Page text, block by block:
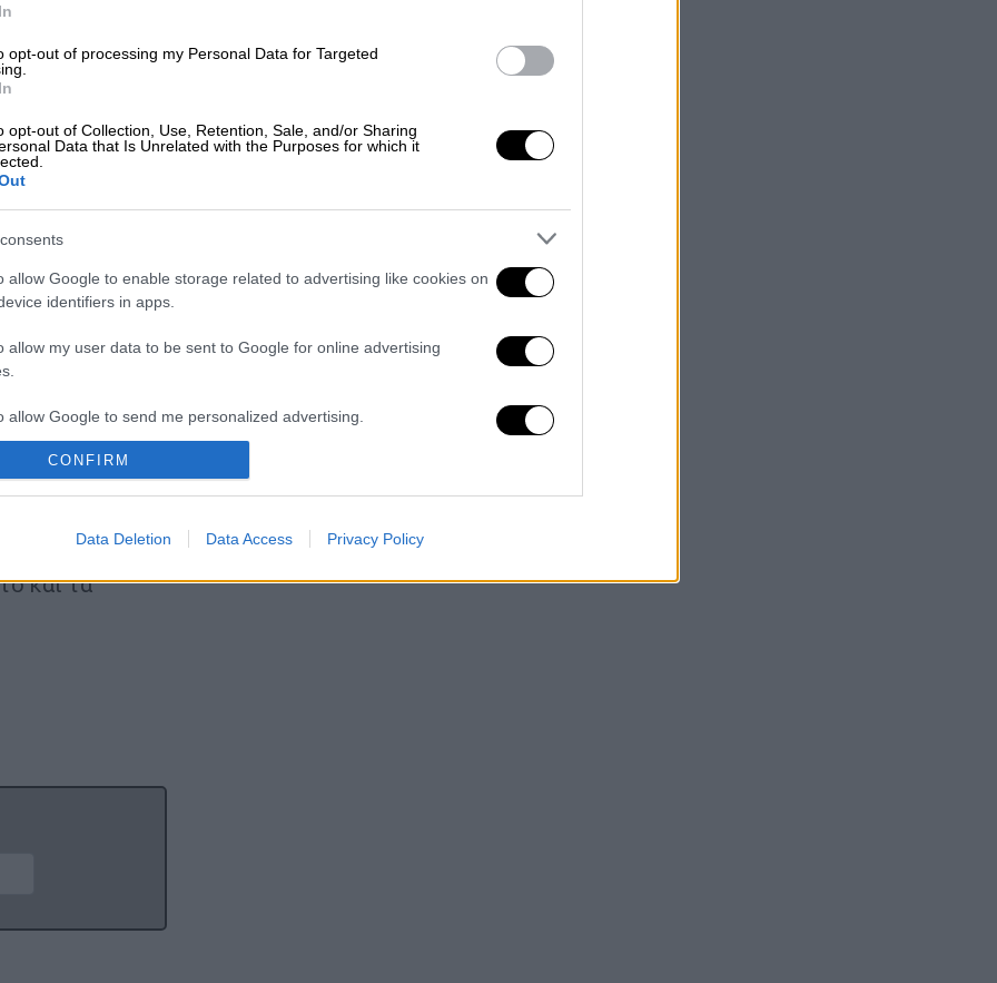
opt-out of processing my Personal Data for Targeted
opt-out of Collection, Use, Retention, Sale, and/or Sharing
Data that Is Unrelated with the Purposes for which it
allow Google to enable storage related to advertising like cookies on
identifiers in apps.
allow my user data to be sent to Google for online advertising
allow Google to send me personalized advertising.
allow Google to enable storage related to analytics like cookies on
identifiers in apps.
allow Google to enable storage related to functionality of the website
allow Google to enable storage related to personalization.
functionality and fraud prevention, and other user protection.
CONFIRM
Data Deletion Data Access Privacy Policy
ψήσιμο.
τα
αλείφετε με
απλώνετε
σε
για 8'-10'
τη
τη φέτα, Το
και
το
το
και τα
3-4 κουταλιές
2 σκελίδες
ψιλοκομμένες
βασιλικός
ψιλοκομμένος ή
γλυκού ξερός